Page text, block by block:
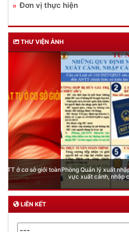
Đơn vị thực hiện
THƯ VIỆN ẢNH
Phòng Quản lý xuất nhập cảnh: Hướng
vực xuất cảnh, nhập cảnh của công
LIÊN KẾT